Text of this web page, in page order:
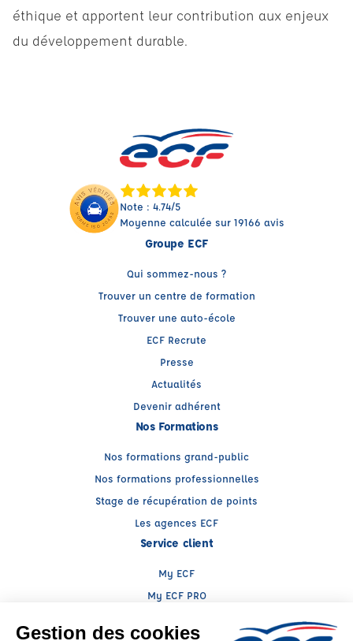
éthique et apportent leur contribution aux enjeux
du développement durable.
Note : 4.74/5
Moyenne calculée sur 19166 avis
Groupe ECF
Qui sommez-nous ?
Trouver un centre de formation
Trouver une auto-école
ECF Recrute
Presse
Actualités
Devenir adhérent
Nos Formations
Nos formations grand-public
Nos formations professionnelles
Stage de récupération de points
Les agences ECF
Service client
My ECF
My ECF PRO